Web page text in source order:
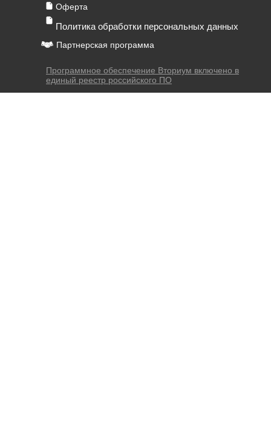
Партнерская программа
Программное обеспечение Вториум включено в
единый реестр российского ПО
Оферта
Политика обработки персональных данных